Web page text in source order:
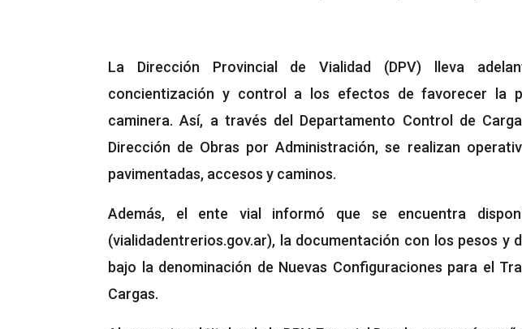
La Dirección Provincial de Vialidad (DPV) lleva
concientización y control a los efectos de favorecer la
caminera. Así, a través del Departamento Control de
Dirección de Obras por Administración, se realizan
pavimentadas, accesos y caminos.
Además, el ente vial informó que se encuentra
(vialidadentrerios.gov.ar), la documentación con los pesos y
bajo la denominación de Nuevas Configuraciones para el
Cargas.